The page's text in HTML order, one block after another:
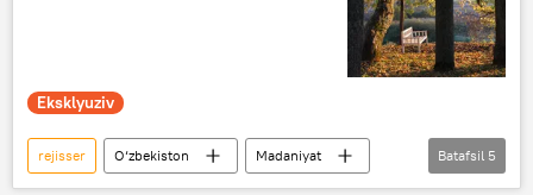
Eksklyuziv
rejisser O‘zbekiston
Madaniyat
san’at
fermerlar
shoir
Batafsil 5